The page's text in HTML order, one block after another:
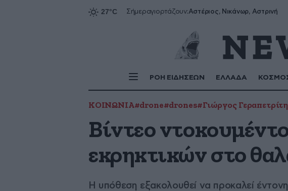
Σήμεραγιορτάζουν:Αστέριος, Νικάνωρ, Αστρινή
ΡΟΗ ΕΙΔΗΣΕΩΝ ΕΛΛΑΔΑ
ΚΟΙΝΩΝΙΑ#drone#drones#Γιώργος
Βίντεο
εκρηκτικών στο
Η υπόθεση εξακολουθεί να προκαλεί